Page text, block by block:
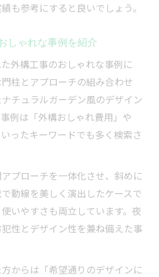
も参考にすると良いでしょう。
しゃれな事例を紹介
外構工事のおしゃれな事例に
柱とアプローチの組み合わせ
チュラルガーデン風のデザイン
例は「外構おしゃれ費用」や
いったキーワードでも多く検索さ
プローチを一体化させ、斜めに
動線を美しく演出したケースで
いやすさも両立しています。夜
性とデザイン性を兼ね備えた事
からは「希望通りのデザインに